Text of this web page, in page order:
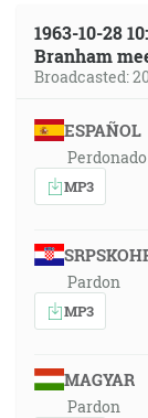
1963-10-28
Branham
Broadcasted:
ESPAÑOL
MP3
Pardon
MP3
MAGYAR
Pardon